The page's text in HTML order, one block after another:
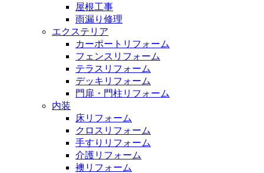
屋根工事
雨漏り修理
エクステリア
カーポートリフォーム
フェンスリフォーム
テラスリフォーム
デッキリフォーム
門扉・門柱リフォーム
内装
床リフォーム
クロスリフォーム
手すりリフォーム
介護リフォーム
襖リフォーム